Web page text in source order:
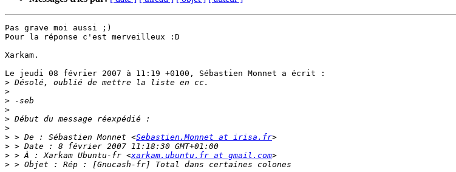
Pas grave moi aussi ;)
Pour la réponse c'est merveilleux :D
Xarkam.
Le jeudi 08 février 2007 à 11:19 +0100, Sébastien Monnet a écrit :
>
>
>
>
>
>
> > De : Sébastien Monnet <Sebastien.Monnet at irisa.fr
>
> > À : Xarkam Ubuntu-fr <xarkam.ubuntu.fr at gmail.com
>